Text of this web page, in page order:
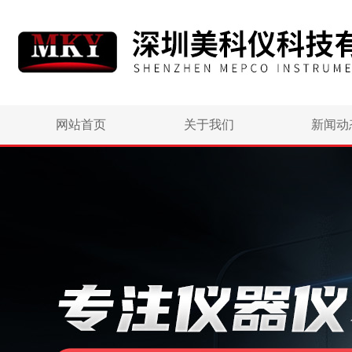
网站首页 关于我们 新闻动